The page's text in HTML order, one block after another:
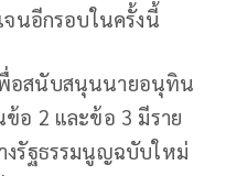
จนอีกรอบในครั้งนี้
พื่อสนับสนุนนายอนุทิน
ข้อ 2 และข้อ 3 มีราย
งรัฐธรรมนูญฉบับใหม่